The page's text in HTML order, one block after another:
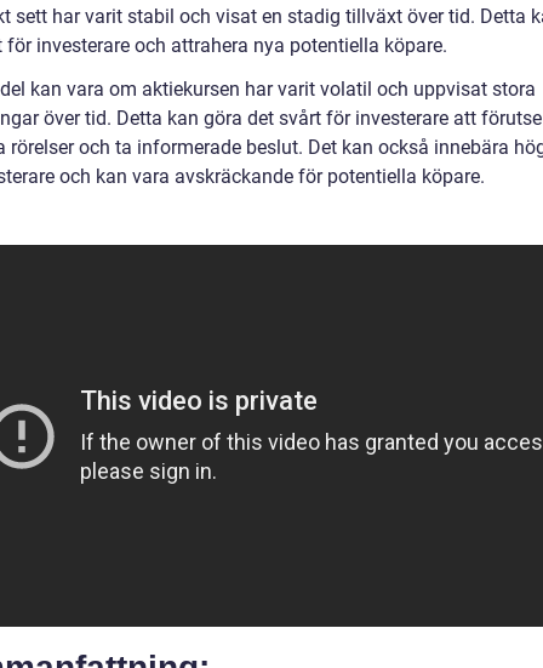
sett har varit stabil och visat en stadig tillväxt över tid. Detta
för investerare och attrahera nya potentiella köpare.
kan vara om aktiekursen har varit volatil och uppvisat stora
över tid. Detta kan göra det svårt för investerare att förutse
rörelser och ta informerade beslut. Det kan också innebära
och kan vara avskräckande för potentiella köpare.